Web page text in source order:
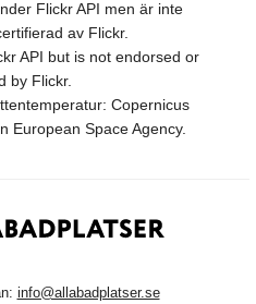
Flickr API men är inte
av Flickr.
API but is not endorsed or
by Flickr.
Copernicus
European Space Agency.
info@allabadplatser.se